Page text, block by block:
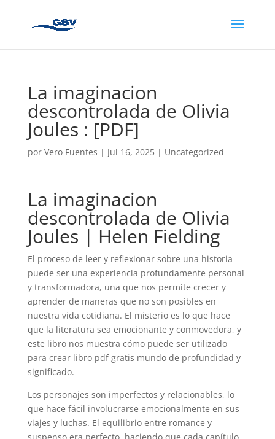
La imaginacion
descontrolada de Olivia
Joules : [PDF]
por Vero Fuentes | Jul 16, 2025| Uncategorized
La imaginacion
descontrolada de Olivia
Joules | Helen Fielding
El proceso de leer y reflexionar sobre una historia
puede ser una experiencia profundamente personal
y transformadora, una que nos permite crecer y
aprender de maneras que no son posibles en
nuestra vida cotidiana. El misterio es lo que hace
que la literatura sea emocionante y conmovedora, y
este libro nos muestra cómo puede ser utilizado
para crear libro pdf gratis mundo de profundidad y
significado.
Los personajes son imperfectos y relacionables, lo
que hace fácil involucrarse emocionalmente en sus
viajes y luchas. El equilibrio entre romance y